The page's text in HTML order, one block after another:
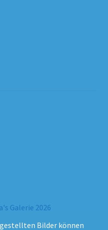
Galerie 2026
Bilder können